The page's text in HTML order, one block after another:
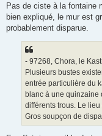
Pas de ciste à la fontaine
bien expliqué, le mur est
probablement disparue.
- 97268, Chora, le
Plusieurs bustes
entrée particulière du
blanc à une quinzaine
différents trous. Le
Gros soupçon de